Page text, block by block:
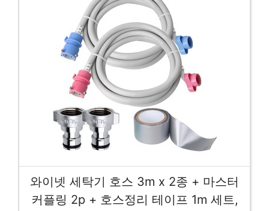
와이넷 세탁기 호스 3m x 2종 + 마스터
커플링 2p + 호스정리 테이프 1m 세트,